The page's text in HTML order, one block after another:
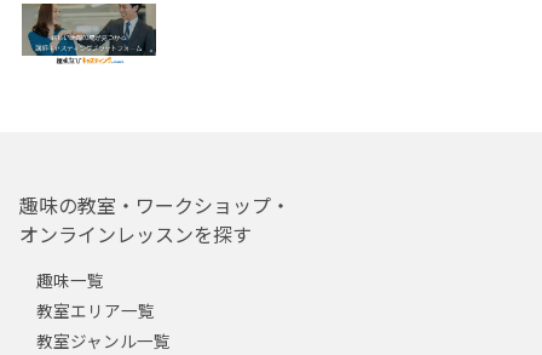
趣味の教室・ワークショップ・
オンラインレッスンを探す
趣味一覧
教室エリア一覧
教室ジャンル一覧